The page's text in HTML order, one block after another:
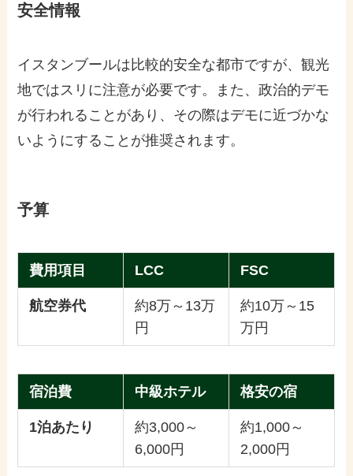
安全情報
イスタンブールは比較的安全な都市ですが、観光
地ではスリに注意が必要です。また、政治的デモ
が行われることがあり、その際はデモに近づかな
いようにすることが推奨されます。
予算
費用項目 LCC FSC
航空券代
約8万～13万
円
約10万～15
万円
宿泊費 中級ホテル 格安の宿
1泊あたり
約3,000～
6,000円
約1,000～
2,000円